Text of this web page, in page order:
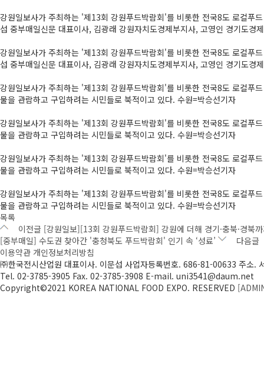
강원일보사가 주최하는 '제13회 강원푸드박람회'를 비롯한 전국8도 로컬푸
섭 중부매일신문 대표이사, 김광래 강원자치도경제부지사, 고영인 경기도
강원일보사가 주최하는 '제13회 강원푸드박람회'를 비롯한 전국8도 로컬푸
섭 중부매일신문 대표이사, 김광래 강원자치도경제부지사, 고영인 경기도
강원일보사가 주최하는 '제13회 강원푸드박람회'를 비롯한 전국8도 로컬푸
물을 관람하고 구입하려는 시민들로 북적이고 있다. 수원=박승선기자
강원일보사가 주최하는 '제13회 강원푸드박람회'를 비롯한 전국8도 로컬푸
물을 관람하고 구입하려는 시민들로 북적이고 있다. 수원=박승선기자
강원일보사가 주최하는 '제13회 강원푸드박람회'를 비롯한 전국8도 로컬푸
물을 관람하고 구입하려는 시민들로 북적이고 있다. 수원=박승선기자
강원일보사가 주최하는 '제13회 강원푸드박람회'를 비롯한 전국8도 로컬푸
물을 관람하고 구입하려는 시민들로 북적이고 있다. 수원=박승선기자
목록
이전글 [강원일보][13회 강원푸드박람회] 강원에 더해 경기·충북·경북
[중부매일] 수도권 찾아간 '충청북도 푸드박람회' 인기 속 ‘성료’
다음글
이용약관 개인정보처리방침
㈜한국전시산업원 대표이사. 이문섭 사업자등록번호. 686-81-00633 주소.
Tel. 02-3785-3905 Fax. 02-3785-3908 E-mail. uni3541@daum.net
Copyright©2021 KOREA NATIONAL FOOD EXPO. RESERVED